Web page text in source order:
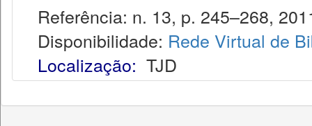
Referência: n. 13, p. 245–268,
Disponibilidade: Rede Virtual de
Localização: TJD